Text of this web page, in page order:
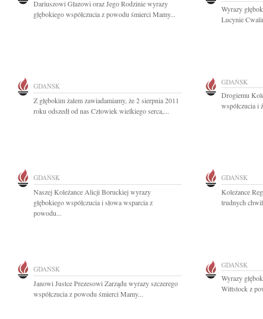
Dariuszowi Głazowi oraz Jego Rodzinie wyrazy
głębokiego współczucia z powodu śmierci Mamy...
Wyrazy
Lucynie
GDAŃSK
Z głębokim żalem zawiadamiamy, że 2 sierpnia 2011
roku odszedł od nas Człowiek wielkiego serca,...
GDAŃSK
Drogiemu
współczucia i
GDAŃSK
Naszej Koleżance Alicji Boruckiej wyrazy
głębokiego współczucia i słowa wsparcia z
powodu...
GDAŃSK
Koleżance
trudnych
GDAŃSK
Janowi Justce Prezesowi Zarządu wyrazy szczerego
współczucia z powodu śmierci Mamy...
GDAŃSK
Wyrazy
Wittstock z